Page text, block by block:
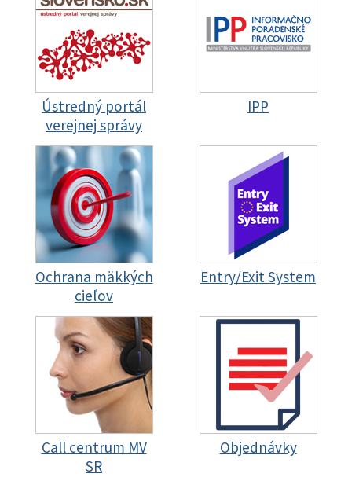
Ústredný portál
verejnej správy
IPP
Ochrana mäkkých
cieľov
Entry/Exit System
Call centrum MV
SR
Objednávky